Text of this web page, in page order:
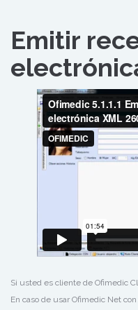
Emitir
Si usted es cliente de Ofimedic
En caso de usar Ofimedic Net